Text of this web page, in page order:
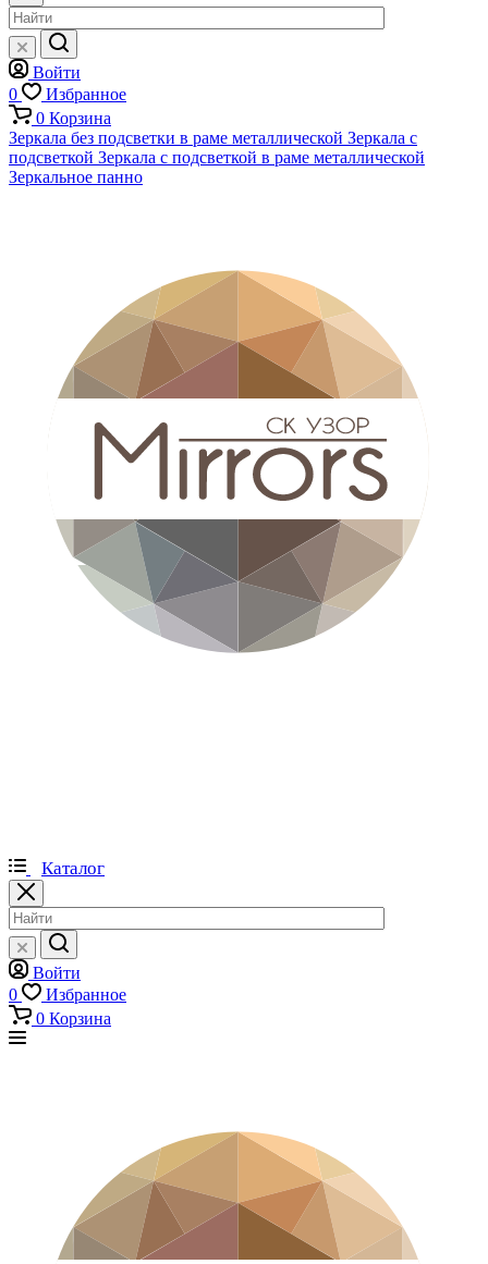
Войти
0
Избранное
0 Корзина
Зеркала без подсветки в раме металлической Зеркала с
подсветкой Зеркала с подсветкой в раме металлической
Зеркальное панно
Каталог
Войти
0
Избранное
0 Корзина